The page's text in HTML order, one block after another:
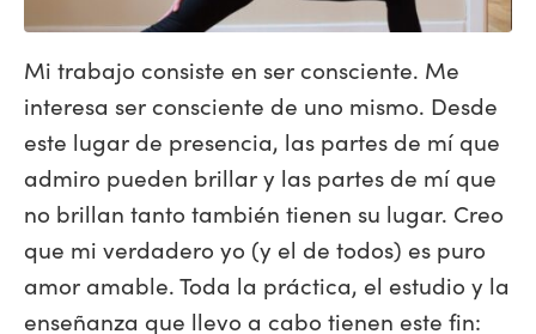
Mi trabajo consiste en ser consciente. Me
interesa ser consciente de uno mismo. Desde
este lugar de presencia, las partes de mí que
admiro pueden brillar y las partes de mí que
no brillan tanto también tienen su lugar. Creo
que mi verdadero yo (y el de todos) es puro
amor amable. Toda la práctica, el estudio y la
enseñanza que llevo a cabo tienen este fin: